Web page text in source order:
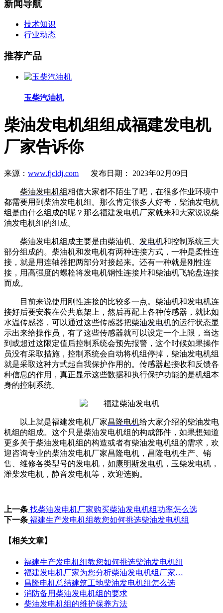
新闻导航
技术知识
行业动态
推荐产品
玉柴汽油机
柴油发电机组组成福建发电机
厂家告诉你
来源： www.fjcldj.com 发布日期： 2023年02月09日
柴油发电机组相信大家都不陌生了吧，在很多作业环境中
都需要用到柴油发电机组。那么肯定很多人好奇，柴油发电机
组是由什么组成的呢？那么福建发电机厂家就来和大家说说柴
油发电机组的组成。
柴油发电机组成主要是由柴油机、 发电机和控制系统三大
部分组成的。柴油机和发电机有两种连接方式，一种是柔性连
接，就是用连轴器把两部分对接起来。还有一种就是刚性连
接，用高强度的螺栓将发电机钢性连接片和柴油机飞轮盘连接
而成。
目前来说使用刚性连接的比较多一点。柴油机和发电机连
接好后要安装在公共底架上，然后再配上各种传感器，就比如
水温传感器，可以通过这些传感器把柴油发电机的运行状态显
示出来给操作员，有了这些传感器就可以设定一个上限，当达
到或超过这限定值后控制系统会预先报警，这个时候如果操作
员没有采取措施，控制系统会自动将机组停掉，柴油发电机组
就是采取这种方式起自我保护作用的。传感器起接收和反馈各
种信息的作用，真正显示这些数据和执行保护功能的是机组本
身的控制系统。
以上就是福建发电机厂家昌隆电机给大家介绍的柴油发电
机组的组成。这个只是柴油发电机组的构成部件，如果想知道
更多关于柴油发电机组的构造或者有柴油发电机组的需求，欢
迎咨询专业的柴油发电机厂家昌隆电机，昌隆电机生产、销
售、维修各类型号的发电机，如康明斯发电机 ，玉柴发电机，
潍柴发电机，静音发电机等，欢迎选购。
上一条 找柴油发电机厂家购买柴油发电机组功率怎么选
下一条 福建生产发电机组教您如何挑选柴油发电机组
【相关文章】
福建生产发电机组教您如何挑选柴油发电机组
福建发电机厂家为您分析柴油发电机组厂家…
昌隆电机总结建筑工地柴油发电机组怎么选
消防备用柴油发电机组的要求
柴油发电机组的维护保养方法